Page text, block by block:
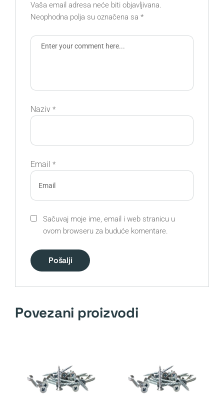
Vaša email adresa neće biti objavljivana.
Neophodna polja su označena sa *
Naziv *
Email *
Sačuvaj moje ime, email i web stranicu u
ovom browseru za buduće komentare.
Povezani proizvodi